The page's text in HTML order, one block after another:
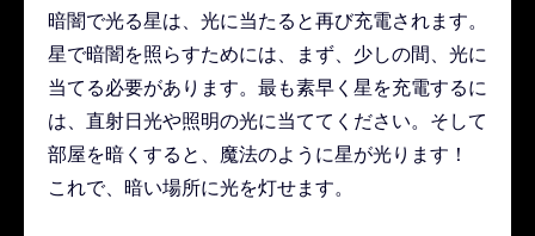
暗闇で光る星は、光に当たると再び充電されます。
星で暗闇を照らすためには、まず、少しの間、光に
当てる必要があります。最も素早く星を充電するに
は、直射日光や照明の光に当ててください。そして
部屋を暗くすると、魔法のように星が光ります！
これで、暗い場所に光を灯せます。